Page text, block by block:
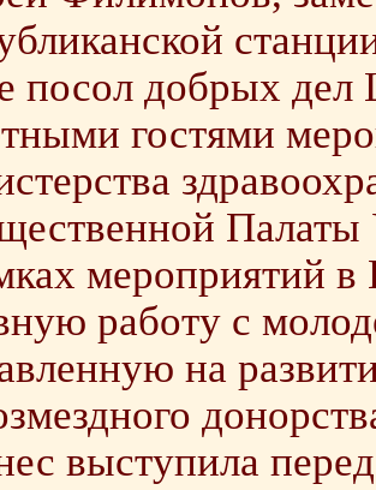
посол добрых
гостями
Палаты
мероприятий
работу с
на
выступила